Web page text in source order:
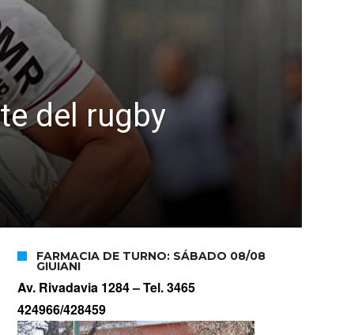
del rugby
FARMACIA DE TURNO: SÁBADO 08/08
GIUIANI
Av. Rivadavia 1284 –Tel. 3465
424966/428459